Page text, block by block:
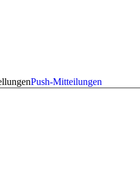
Push-Mitteilungen